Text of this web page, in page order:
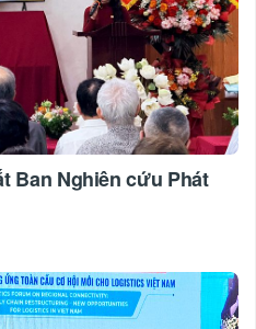
Ban Nghiên cứu Phát